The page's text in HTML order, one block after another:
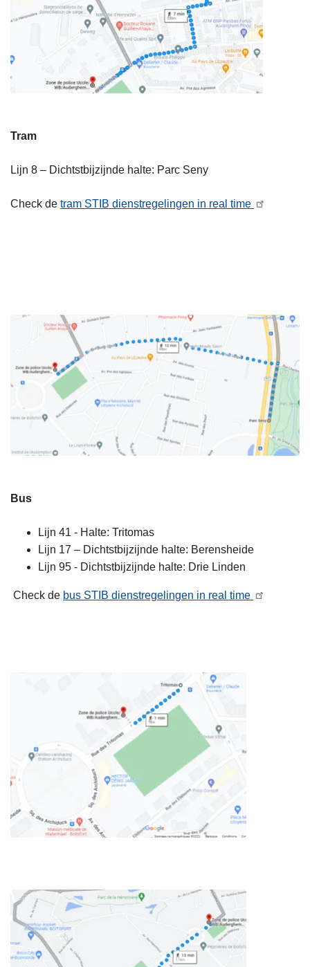
Tram
Lijn 8 – Dichtstbijzijnde halte: Parc Seny
Check de tram STIB dienstregelingen in real time
Bus
Lijn 41 - Halte: Tritomas
Lijn 17 – Dichtstbijzijnde halte: Berensheide
Lijn 95 - Dichtstbijzijnde halte: Drie Linden
Check de bus STIB dienstregelingen in real time